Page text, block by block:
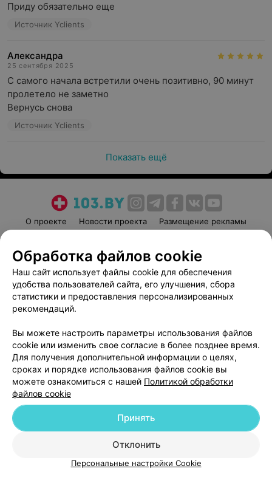
Приду обязательно еще
Источник Yclients
Александра
25 сентября 2025
С самого начала встретили очень позитивно, 90 минут
пролетело не заметно
Вернусь снова
Источник Yclients
Показать ещё
О проекте Новости проекта
Размещение рекламы
Пользовательское соглашение
Способы оплаты
Вакансии
Партнеры
Написать руководителю 103.by
Обработка персональных данных
© 2026 ООО «Артокс Лаб», УНП 191700409
| 220012, Республика Беларусь,
Служба поддержки +375 291212755
Обработка файлов cookie
Наш сайт использует файлы cookie для обеспечения
удобства пользователей сайта, его улучшения, сбора
статистики и предоставления персонализированных
рекомендаций.
Вы можете настроить параметры использования файлов
cookie или изменить свое согласие в более позднее время.
Для получения дополнительной информации о целях,
сроках и порядке использования файлов cookie вы
можете ознакомиться с нашей Политикой обработки
файлов cookie
Отклонить
Принять
Персональные настройки Cookie